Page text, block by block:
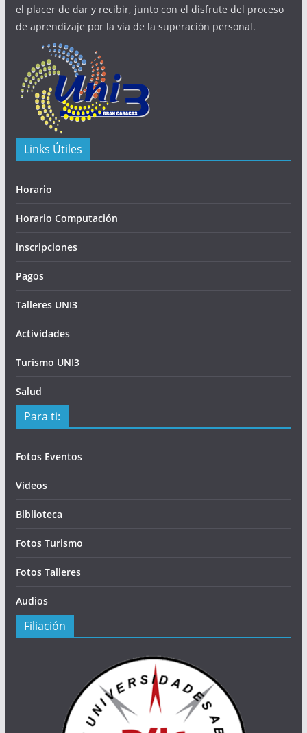
el placer de dar y recibir, junto con el disfrute del proceso
de aprendizaje por la vía de la superación personal.
Links Útiles
Horario
Horario Computación
inscripciones
Pagos
Talleres UNI3
Actividades
Turismo UNI3
Salud
Para ti:
Fotos Eventos
Videos
Biblioteca
Fotos Turismo
Fotos Talleres
Audios
Filiación